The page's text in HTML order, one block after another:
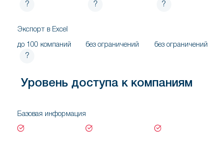
? ? ?
Экспорт в Excel
до 100 компаний
?
без ограничений без ограничений
Уровень доступа к компаниям
Базовая информация